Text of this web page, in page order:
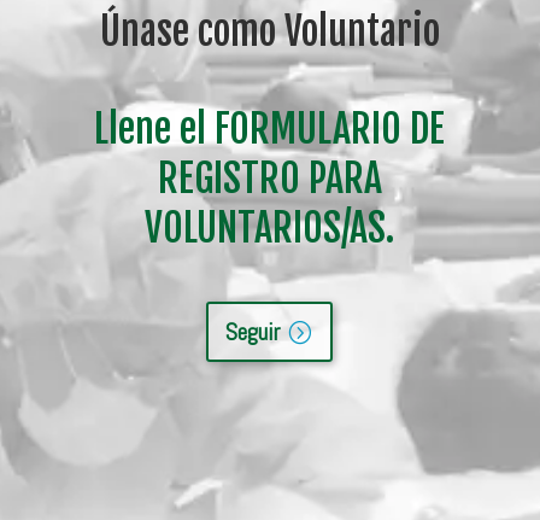
Únase como Voluntario
Llene el FORMULARIO DE
REGISTRO PARA
VOLUNTARIOS/AS.
Seguir